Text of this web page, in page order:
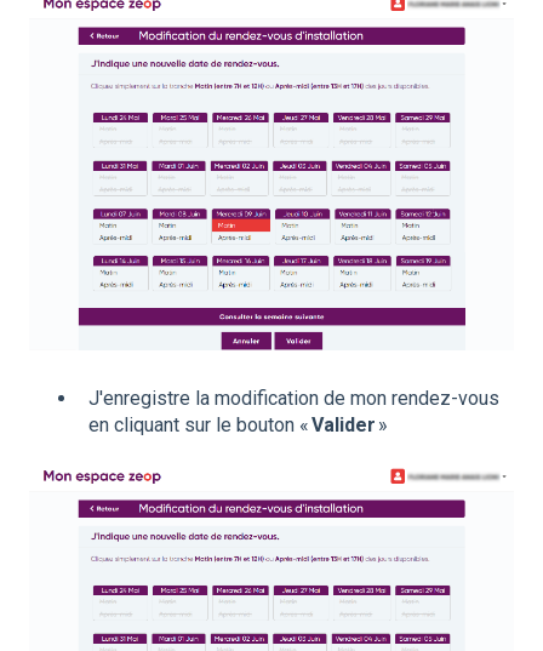
J'enregistre la modification de mon rendez-vous
en cliquant sur le bouton «Valider »